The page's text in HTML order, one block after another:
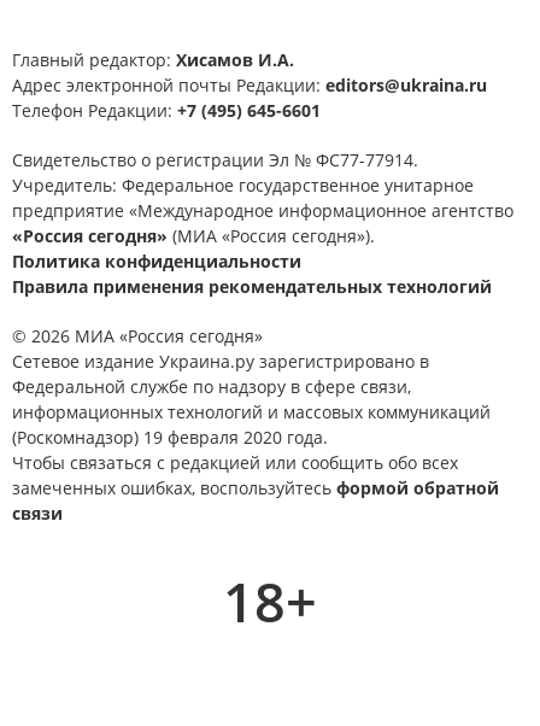
Главный редактор: Хисамов И.А.
Адрес электронной почты Редакции: editors@ukraina.ru
Телефон Редакции: +7 (495) 645-6601
Свидетельство о регистрации Эл № ФС77-77914.
Учредитель: Федеральное государственное унитарное
предприятие «Международное информационное агентство
«Россия сегодня» (МИА «Россия сегодня»).
Политика конфиденциальности
Правила применения рекомендательных технологий
© 2026 МИА «Россия сегодня»
Сетевое издание Украина.ру зарегистрировано в
Федеральной службе по надзору в сфере связи,
информационных технологий и массовых коммуникаций
(Роскомнадзор) 19 февраля 2020 года.
Чтобы связаться с редакцией или сообщить обо всех
замеченных ошибках, воспользуйтесь формой обратной
связи
18+